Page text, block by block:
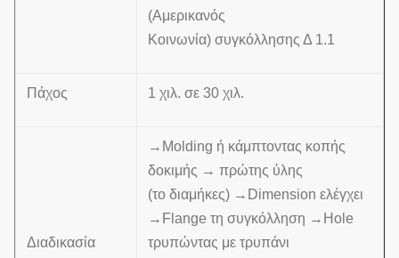
(Αμερικανός
Κοινωνία) συγκόλλησης Δ 1.1
Πάχος 1 χιλ. σε 30 χιλ.
Διαδικασία
→Molding ή κάμπτοντας κοπής
δοκιμής → πρώτης ύλης
(το διαμήκες) →Dimension ελέγχει
→Flange τη συγκόλληση →Hole
τρυπώντας με τρυπάνι